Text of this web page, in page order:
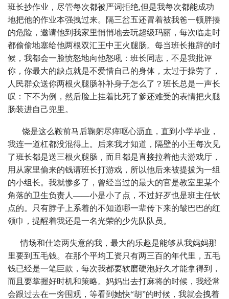
班长抄作业，尽管每次都被严词拒绝,但是我每次都能成功
地把他的作业本强拽过来。隔三岔五还冒着被我爸一顿胖揍
的危险，邀请他到我家里悄悄地去玩超级玛丽，每次临走时
都偷偷地塞给他两根双汇王中王火腿肠。每当班长推辞的时
候，我都会一脸愤怒地向他怒吼：班长同志，不是我批评
你，你最大的缺点就是不爱惜自己的身体，太过于操劳了，
人民群众送你两根火腿肠补补身子怎么了？班长总是一声长
叹：下不为例，然后脸上挂着比死了爹还难受的表情把火腿
肠装进自己兜里。
饶是这么鞍前马后鞠躬尽瘁呕心沥血，直到小学毕业，
我连一道杠都没混得上。后来我才知道，隔壁的小王每次见
了班长都是送三根火腿肠，而且都是直接拉着他去游戏厅，
用从家里偷来的钱请班长打游戏，所以他后来被提拔为一组
的小组长。我就惨多了，曾经当过的最大的官是教室里某个
角落的卫生负责人——小是小了点，不过好歹也是班主任钦
点的。只有脖子上系着的不知道哪一辈传下来的皱巴巴的红
领巾，提醒着我还是一名光荣的少先队队员。
情场和仕途两失意的我，最大的乐趣是能够从我妈妈那
里要到五毛钱。在那个平均工资只有两三百的年代里，五毛
钱已经是一笔巨款，每次我都要软磨硬泡好久才能拿得到，
而且要掌握好时机和策略。妈妈出去打麻将的时候，我经常
会跟过去在一旁围观，等看到她快“胡”的时候，我就会拽着